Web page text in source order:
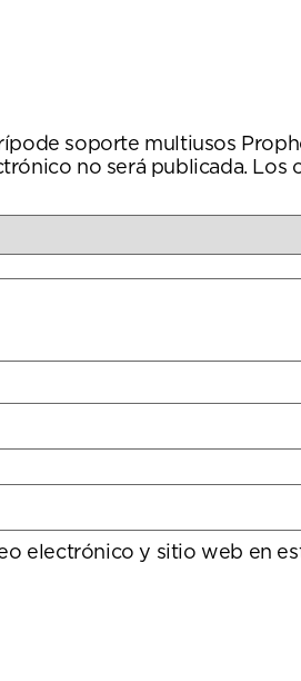
soporte multiusos
no será publicada. Los
electrónico y sitio web en